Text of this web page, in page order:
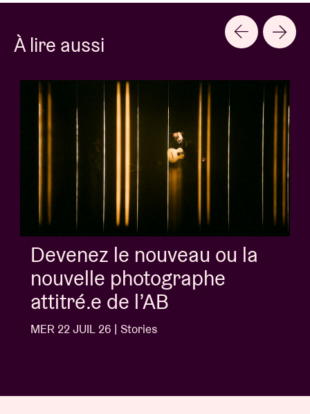
À lire aussi
Devenez le nouveau ou la
nouvelle photographe
attitré.e de l’AB
MER 22 JUIL 26 | Stories